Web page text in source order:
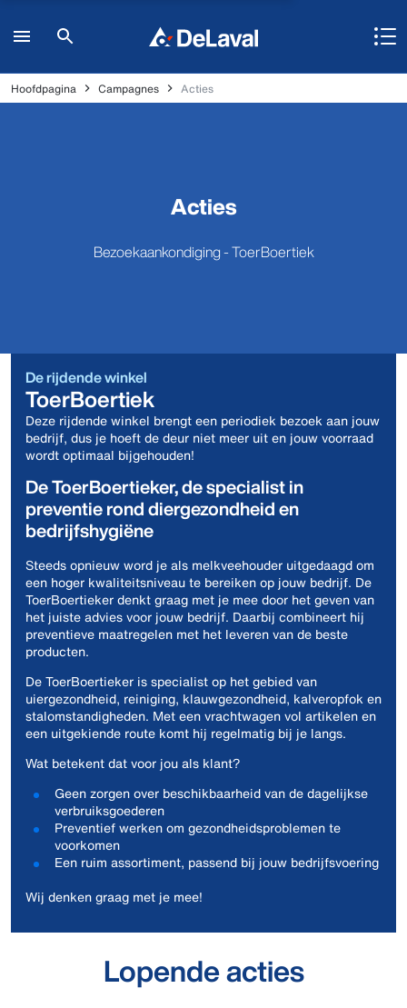
Hoofdpagina Campagnes Acties
Acties
Bezoekaankondiging - ToerBoertiek
De rijdende winkel
ToerBoertiek
Deze rijdende winkel brengt een periodiek bezoek aan jouw
bedrijf, dus je hoeft de deur niet meer uit en jouw voorraad
wordt optimaal bijgehouden!
De ToerBoertieker, de specialist in
preventie rond diergezondheid en
bedrijfshygiëne
Steeds opnieuw word je als melkveehouder uitgedaagd om
een hoger kwaliteitsniveau te bereiken op jouw bedrijf. De
ToerBoertieker denkt graag met je mee door het geven van
het juiste advies voor jouw bedrijf. Daarbij combineert hij
preventieve maatregelen met het leveren van de beste
producten.
De ToerBoertieker is specialist op het gebied van
uiergezondheid, reiniging, klauwgezondheid, kalveropfok en
stalomstandigheden. Met een vrachtwagen vol artikelen en
een uitgekiende route komt hij regelmatig bij je langs.
Wat betekent dat voor jou als klant?
Geen zorgen over beschikbaarheid van de dagelijkse
verbruiksgoederen
Preventief werken om gezondheidsproblemen te
voorkomen
Een ruim assortiment, passend bij jouw bedrijfsvoering
Wij denken graag met je mee!
Lopende acties